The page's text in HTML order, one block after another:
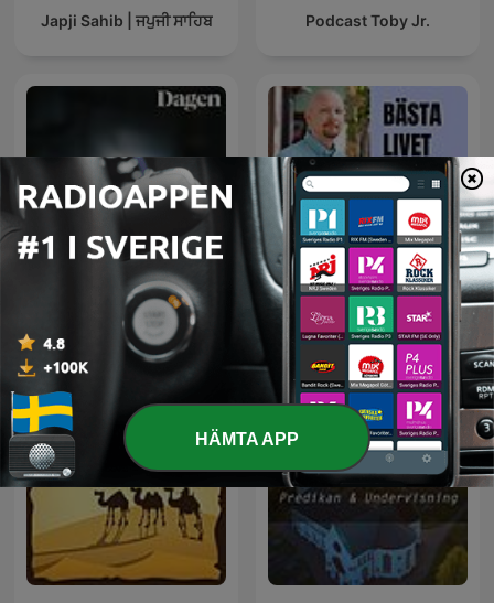
Japji Sahib | ਜਪੁਜੀ ਸਾਹਿਬ Podcast Toby Jr.
5 minuter med Gud Bästa livet
HÄMTA APP